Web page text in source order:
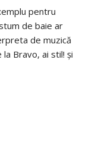
pentru
de baie ar
de muzică
Bravo, ai stil! și